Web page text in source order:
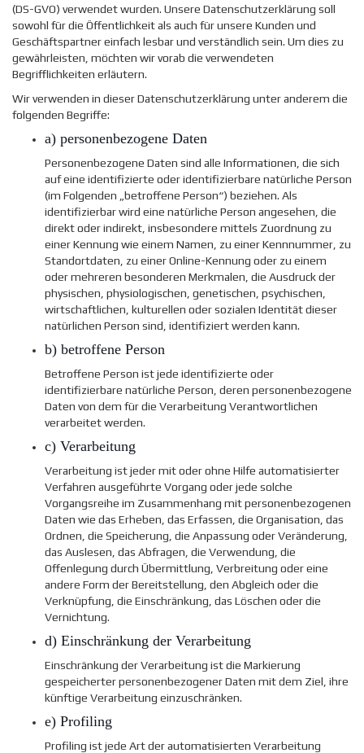
(DS-GVO) verwendet wurden. Unsere Datenschutzerklärung soll
sowohl für die Öffentlichkeit als auch für unsere Kunden und
Geschäftspartner einfach lesbar und verständlich sein. Um dies zu
gewährleisten, möchten wir vorab die verwendeten
Begrifflichkeiten erläutern.
Wir verwenden in dieser Datenschutzerklärung unter anderem die
folgenden Begriffe:
a) personenbezogene Daten
Personenbezogene Daten sind alle Informationen, die sich
auf eine identifizierte oder identifizierbare natürliche Person
(im Folgenden „betroffene Person“) beziehen. Als
identifizierbar wird eine natürliche Person angesehen, die
direkt oder indirekt, insbesondere mittels Zuordnung zu
einer Kennung wie einem Namen, zu einer Kennnummer, zu
Standortdaten, zu einer Online-Kennung oder zu einem
oder mehreren besonderen Merkmalen, die Ausdruck der
physischen, physiologischen, genetischen, psychischen,
wirtschaftlichen, kulturellen oder sozialen Identität dieser
natürlichen Person sind, identifiziert werden kann.
b) betroffene Person
Betroffene Person ist jede identifizierte oder
identifizierbare natürliche Person, deren personenbezogene
Daten von dem für die Verarbeitung Verantwortlichen
verarbeitet werden.
c) Verarbeitung
Verarbeitung ist jeder mit oder ohne Hilfe automatisierter
Verfahren ausgeführte Vorgang oder jede solche
Vorgangsreihe im Zusammenhang mit personenbezogenen
Daten wie das Erheben, das Erfassen, die Organisation, das
Ordnen, die Speicherung, die Anpassung oder Veränderung,
das Auslesen, das Abfragen, die Verwendung, die
Offenlegung durch Übermittlung, Verbreitung oder eine
andere Form der Bereitstellung, den Abgleich oder die
Verknüpfung, die Einschränkung, das Löschen oder die
Vernichtung.
d) Einschränkung der Verarbeitung
Einschränkung der Verarbeitung ist die Markierung
gespeicherter personenbezogener Daten mit dem Ziel, ihre
künftige Verarbeitung einzuschränken.
e) Profiling
Profiling ist jede Art der automatisierten Verarbeitung